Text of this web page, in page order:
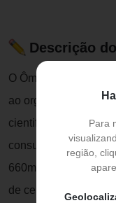
Para
região,
Descrição
O Ômega 3 é
ao organismo, com
cientificamente, o
consumidos em todo
660mg de EPA,
de certificação